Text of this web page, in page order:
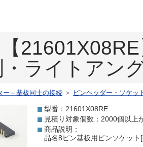
【
ライトアン
ー－基板同士の接続 ＞ ピンヘッダー・ソケッ
型番：21601X08RE
見積り対象個数：2000個以上
商品説明：
品名8ピン基板用ピンソケッ